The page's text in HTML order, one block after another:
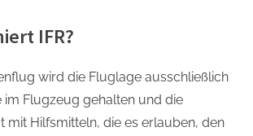
IFR?
wird die Fluglage ausschließlich
Flugzeug gehalten und die
mit Hilfsmitteln, die es erlauben, den